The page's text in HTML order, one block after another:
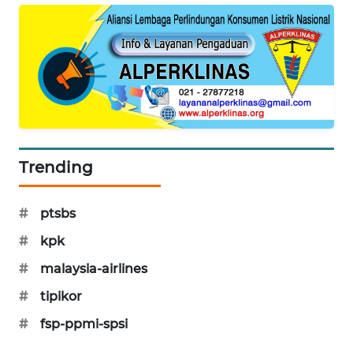
Trending
#
ptsbs
#
kpk
#
malaysia-airlines
#
tipikor
#
fsp-ppmi-spsi
SITUNGIR
NEWS
SIDIKALANG
NEWS
SIBARAGAS
NEWS
METRO
SIANTAR
METRO